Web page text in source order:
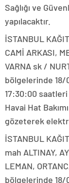
Sağlığı ve
yapılacaktır.
İSTANBUL
CAMİ ARKASI,
VARNA sk /
bölgelerinde
17:30:00 saatleri
Havai Hat
gözeterek
İSTANBUL
mah ALTINAY,
LEMAN,
bölgelerinde